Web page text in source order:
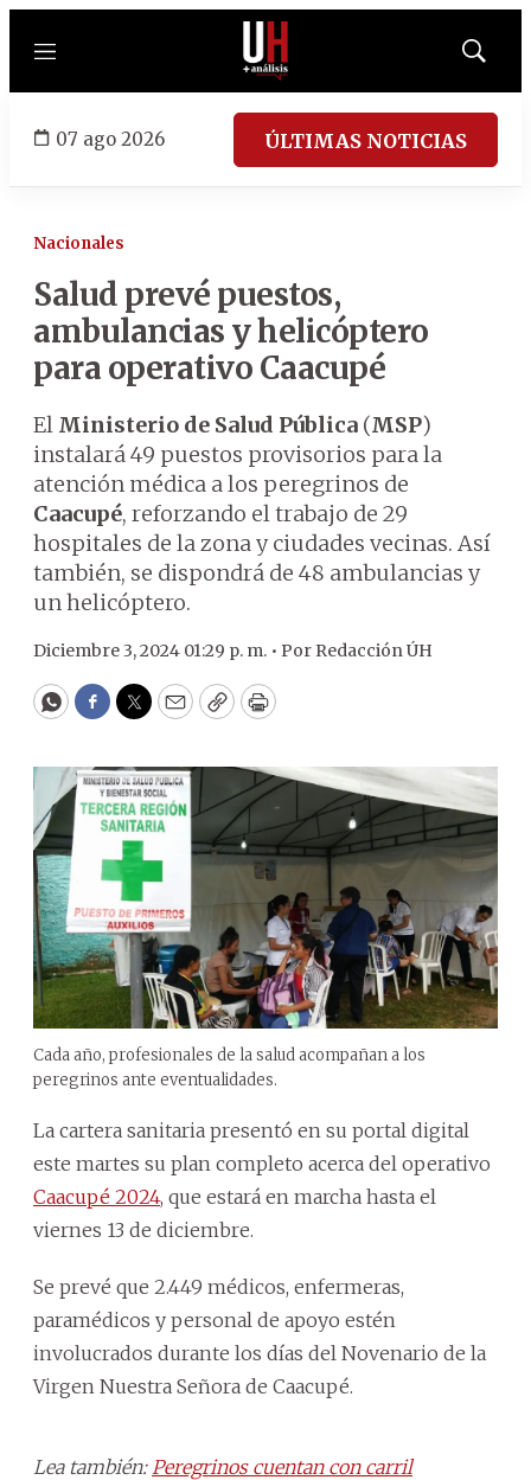
Menú
Mostrar
07 ago 2026 ÚLTIMAS NOTICIAS
Nacionales
Salud prevé puestos,
ambulancias y helicóptero
para operativo Caacupé
El Ministerio de Salud Pública (MSP)
instalará 49 puestos provisorios para la
atención médica a los peregrinos de
Caacupé, reforzando el trabajo de 29
hospitales de la zona y ciudades vecinas. Así
también, se dispondrá de 48 ambulancias y
un helicóptero.
Diciembre 3, 2024 01:29 p. m. • Por Redacción ÚH
WhatsApp
Facebook
Twitter
EmailCopyPrint
Cada año, profesionales de la salud acompañan a los
peregrinos ante eventualidades.
La cartera sanitaria presentó en su portal digital
este martes su plan completo acerca del operativo
Caacupé 2024, que estará en marcha hasta el
viernes 13 de diciembre.
Se prevé que 2.449 médicos, enfermeras,
paramédicos y personal de apoyo estén
involucrados durante los días del Novenario de la
Virgen Nuestra Señora de Caacupé.
Lea también: Peregrinos cuentan con carril